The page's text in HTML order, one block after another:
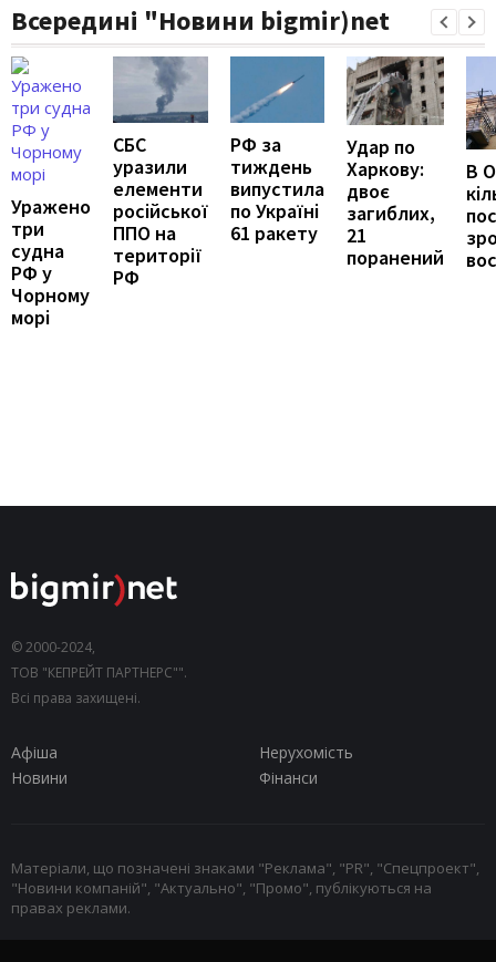
Всередині "Новини bigmir)net
Уражено
три
судна
РФ у
Чорному
морі
СБС
уразили
елементи
російської
ППО на
території
РФ
РФ за
тиждень
випустила
по Україні
61 ракету
Удар по
Харкову:
двоє
загиблих,
21
поранений
В
© 2000-2024,
ТОВ "КЕПРЕЙТ ПАРТНЕРС"".
Всі права захищені.
Афіша
Нерухомість
Новини
Фінанси
Матеріали, що позначені знаками "Реклама", "PR", "Спецпроект",
"Новини компаній", "Актуально", "Промо", публікуються на
правах реклами.